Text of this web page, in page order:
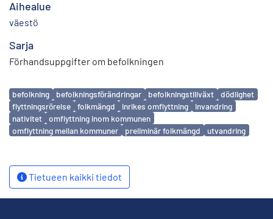
Aihealue
väestö
Sarja
Förhandsuppgifter om befolkningen
Avainsanat
befolkning befolkningsförändringar befolkningstillväxt
dödlighet
flyttningsrörelse
folkmängd inrikes omflyttning
invandring
nativitet
omflyttning inom kommunen
omflyttning mellan kommuner
preliminär folkmängd utvandring
Tietueen kaikki tiedot